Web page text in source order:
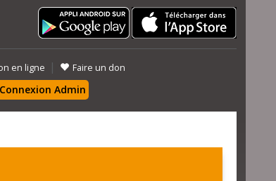
en ligne | Faire un don
Connexion Admin